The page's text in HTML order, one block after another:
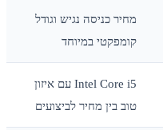
מחיר כניסה נגיש וגודל
קומפקטי במיוחד
Intel Core i5 עם איזון
טוב בין מחיר לביצועים